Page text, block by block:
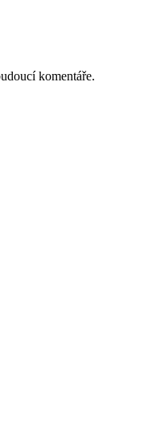
komentáře.